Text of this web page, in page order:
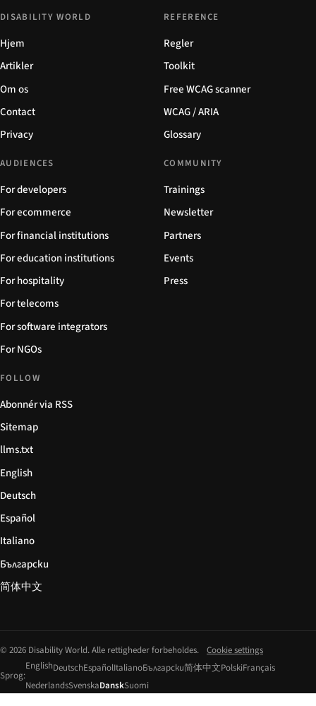
DISABILITY WORLD
Hjem
Artikler
Om os
Contact
Privacy
REFERENCE
Regler
Toolkit
Free WCAG scanner
WCAG / ARIA
Glossary
AUDIENCES
For developers
For ecommerce
For financial institutions
For education institutions
For hospitality
For telecoms
For software integrators
For NGOs
COMMUNITY
Trainings
Newsletter
Partners
Events
Press
FOLLOW
Abonnér via RSS
Sitemap
llms.txt
English
Deutsch
Español
Italiano
Български
简体中文
© 2026 Disability World. Alle rettigheder forbeholdes. Cookie settings
Sprog:
EnglishDeutschEspañolItalianoБългарски简体中文PolskiFrançais
NederlandsSvenskaDanskSuomi